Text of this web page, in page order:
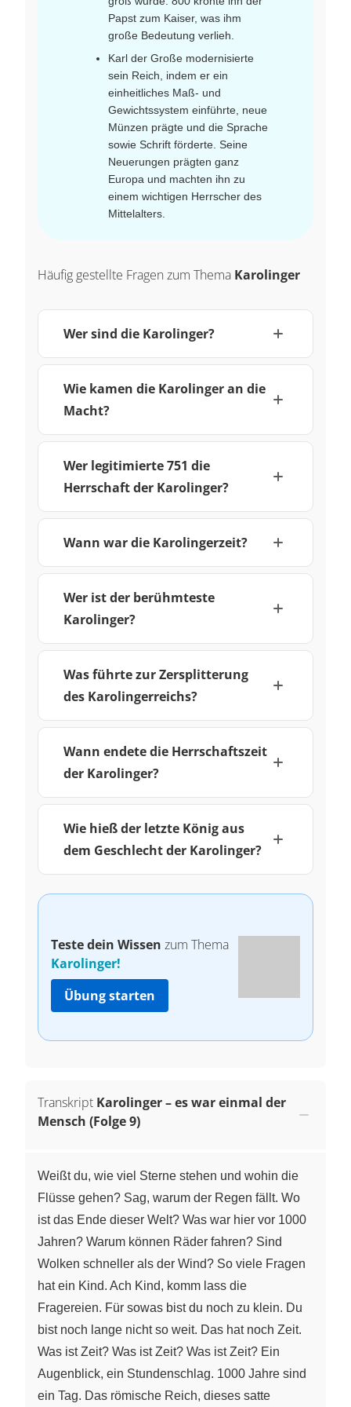
Papst zum Kaiser, was ihm
große Bedeutung verlieh.
Karl der Große modernisierte
sein Reich, indem er ein
einheitliches Maß- und
Gewichtssystem einführte, neue
Münzen prägte und die Sprache
sowie Schrift förderte. Seine
Neuerungen prägten ganz
Europa und machten ihn zu
einem wichtigen Herrscher des
Mittelalters.
Häufig gestellte Fragen zum Thema Karolinger
Wer sind die Karolinger?
Wie kamen die Karolinger an die
Macht?
Wer legitimierte 751 die
Herrschaft der Karolinger?
Wann war die Karolingerzeit?
Wer ist der berühmteste
Karolinger?
Was führte zur Zersplitterung
des Karolingerreichs?
Wann endete die Herrschaftszeit
der Karolinger?
Wie hieß der letzte König aus
dem Geschlecht der Karolinger?
Teste dein Wissen zum Thema
Karolinger!
Übung starten
Transkript Karolinger – es war einmal der
Mensch (Folge 9)
Weißt du, wie viel Sterne stehen und wohin die
Flüsse gehen? Sag, warum der Regen fällt. Wo
ist das Ende dieser Welt? Was war hier vor 1000
Jahren? Warum können Räder fahren? Sind
Wolken schneller als der Wind? So viele Fragen
hat ein Kind. Ach Kind, komm lass die
Fragereien. Für sowas bist du noch zu klein. Du
bist noch lange nicht so weit. Das hat noch Zeit.
Was ist Zeit? Was ist Zeit? Was ist Zeit? Ein
Augenblick, ein Stundenschlag. 1000 Jahre sind
ein Tag. Das römische Reich, dieses satte